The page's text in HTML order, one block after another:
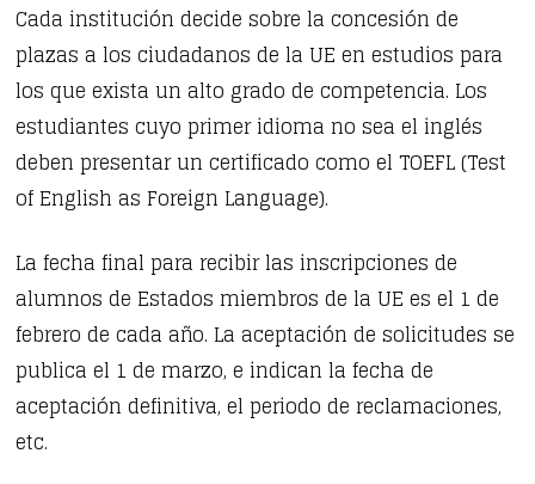
Cada institución decide sobre la concesión de
plazas a los ciudadanos de la UE en estudios para
los que exista un alto grado de competencia. Los
estudiantes cuyo primer idioma no sea el inglés
deben presentar un certificado como el TOEFL (Test
of English as Foreign Language).
La fecha final para recibir las inscripciones de
alumnos de Estados miembros de la UE es el 1 de
febrero de cada año. La aceptación de solicitudes se
publica el 1 de marzo, e indican la fecha de
aceptación definitiva, el periodo de reclamaciones,
etc.